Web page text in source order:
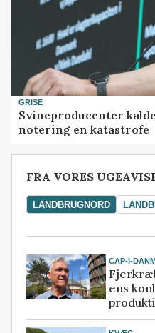
GRISE
Svineproducenter
notering en katastrofe
FRA VORES
LANDBRUGNORD
CAP-I-
ens